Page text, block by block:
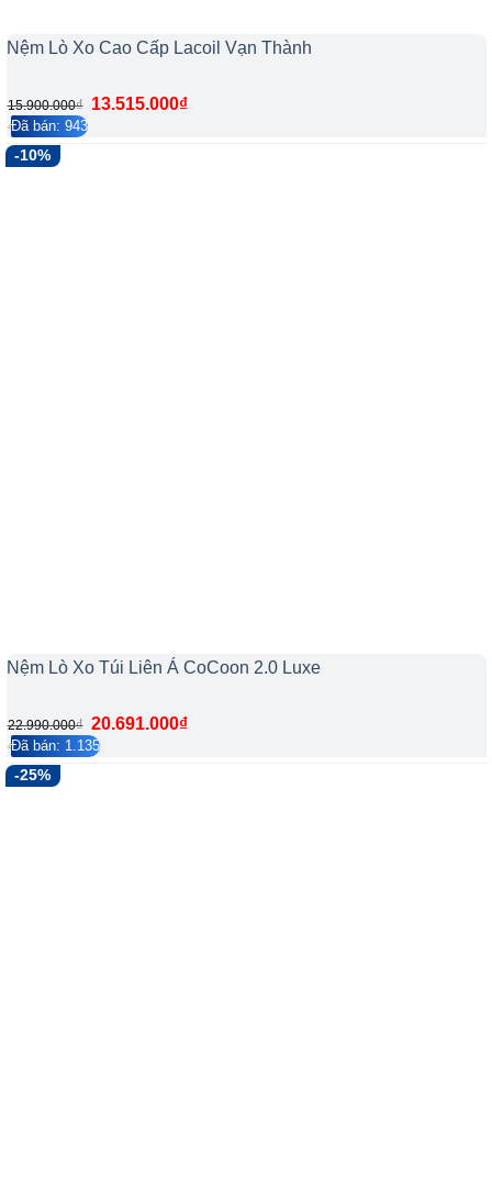
Nệm Lò Xo Cao Cấp Lacoil Vạn Thành
15.900.000₫ 13.515.000₫
4.2/5 172
Đã bán: 943
-10%
Nệm Lò Xo Túi Liên Á CoCoon 2.0 Luxe
22.990.000₫ 20.691.000₫
4.2/5 290
Đã bán: 1.135
-25%